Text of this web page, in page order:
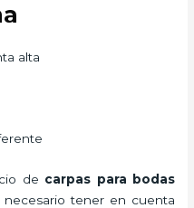
alta
de carpas para bodas
necesario tener en cuenta